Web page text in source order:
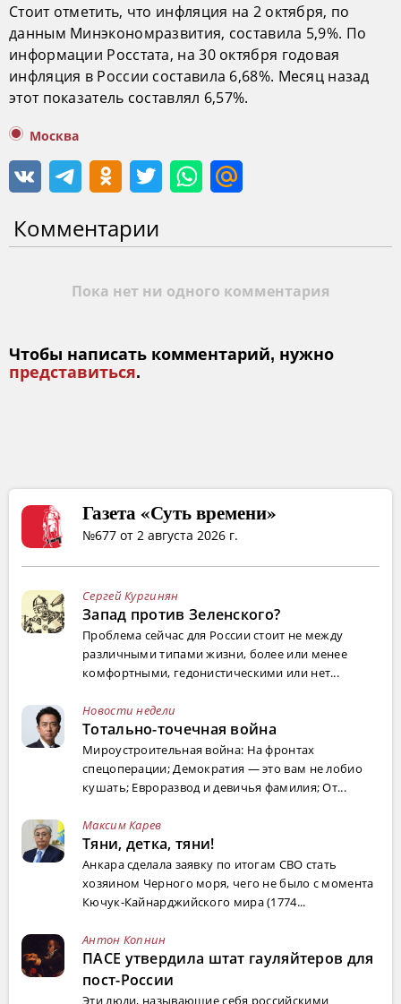
Стоит отметить, что инфляция на 2 октября, по
данным Минэкономразвития, составила 5,9%. По
информации Росстата, на 30 октября годовая
инфляция в России составила 6,68%. Месяц назад
этот показатель составлял 6,57%.
Москва
Комментарии
Пока нет ни одного комментария
Чтобы написать комментарий, нужно
представиться.
Газета «Суть времени»
№677 от 2 августа 2026 г.
Сергей Кургинян
Запад против Зеленского?
Проблема сейчас для России стоит не между
различными типами жизни, более или менее
комфортными, гедонистическими или нет...
Новости недели
Тотально-точечная война
Мироустроительная война: На фронтах
спецоперации; Демократия — это вам не лобио
кушать; Евроразвод и девичья фамилия; От...
Максим Карев
Тяни, детка, тяни!
Анкара сделала заявку по итогам СВО стать
хозяином Черного моря, чего не было с момента
Кючук-Кайнарджийского мира (1774...
Антон Копнин
ПАСЕ утвердила штат гауляйтеров для
пост-России
Эти люди, называющие себя российскими